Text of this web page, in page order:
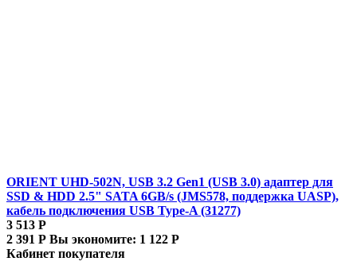
ORIENT UHD-502N, USB 3.2 Gen1 (USB 3.0) адаптер для
SSD & HDD 2.5" SATA 6GB/s (JMS578, поддержка UASP),
кабель подключения USB Type-A (31277)
3 513 Р
2 391 Р Вы экономите: 1 122 Р
Кабинет покупателя